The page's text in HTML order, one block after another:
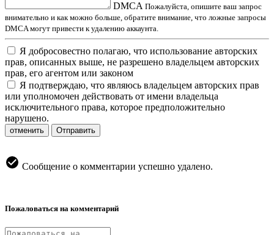
DMCA Пожалуйста, опишите ваш запрос
внимательно и как можно больше, обратите внимание, что ложные запросы
DMCA могут привести к удалению аккаунта.
Я добросовестно полагаю, что использование авторских
прав, описанных выше, не разрешено владельцем авторских
прав, его агентом или законом
Я подтверждаю, что являюсь владельцем авторских прав
или уполномочен действовать от имени владельца
исключительного права, которое предположительно
нарушено.
отменить Отправить
Сообщение о комментарии успешно удалено.
Пожаловаться на комментарий